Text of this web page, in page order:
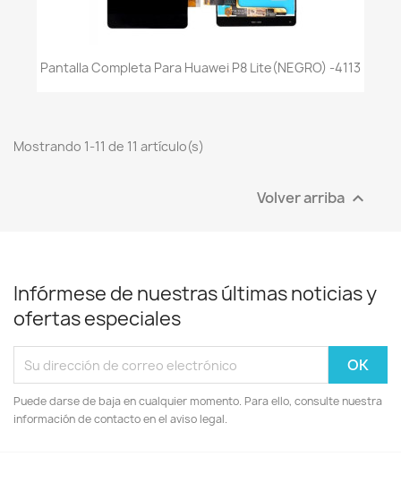
Pantalla Completa Para Huawei P8 Lite(NEGRO) -4113
Mostrando 1-11 de 11 artículo(s)
Volver arriba 
Infórmese de nuestras últimas noticias y
ofertas especiales
Puede darse de baja en cualquier momento. Para ello, consulte nuestra
información de contacto en el aviso legal.